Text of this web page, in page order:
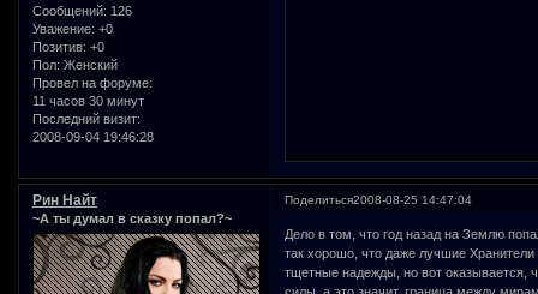
Сообщений: 126
Уважение: +0
Позитив: +0
Пол: Женский
Провел на форуме:
11 часов 30 минут
Последний визит:
2008-09-04 19:46:28
Поделиться2008-08-25 14:47:04
Рин Найт
~А ты думал в сказку попал?~
Дело в том, что год назад на Землю
так хорошо, что даже лучшие
тщетные надежды, но вот оказывается,